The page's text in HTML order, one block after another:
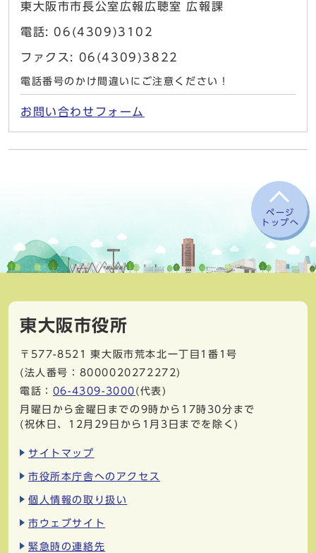
東大阪市市長公室広報広聴室 広報課
電話: 06(4309)3102
ファクス: 06(4309)3822
電話番号のかけ間違いにご注意ください！
お問い合わせフォーム
ページ
トップへ
東大阪市役所
〒577-8521
東大阪市荒本北一丁目1番1号
(法人番号：8000020272272)
電話： 06-4309-3000 (代表)
月曜日から金曜日までの9時から17時30分まで
(祝休日、12月29日から1月3日までを除く)
サイトマップ
市役所本庁舎へのアクセス
個人情報の取り扱い
市ウェブサイト
緊急時の連絡先